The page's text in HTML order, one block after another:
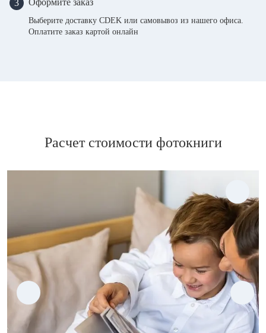
3 Оформите заказ
Выберите доставку CDEK или самовывоз из нашего офиса.
Оплатите заказ картой онлайн
Расчет стоимости фотокниги